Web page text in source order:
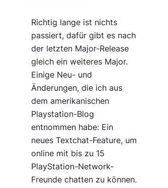
Richtig lange ist nichts
passiert, dafür gibt es nach
der letzten Major-Release
gleich ein weiteres Major.
Einige Neu- und
Änderungen, die ich aus
dem amerikanischen
Playstation-Blog
entnommen habe: Ein
neues Textchat-Feature, um
online mit bis zu 15
PlayStation-Network-
Freunde chatten zu können.